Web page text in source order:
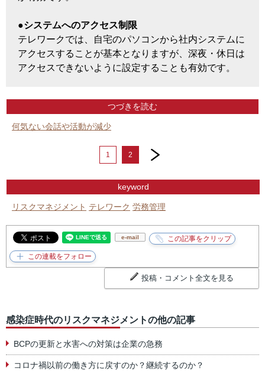
●システムへのアクセス制限
テレワークでは、自宅のパソコンから社内システムに
アクセスすることが基本となりますが、深夜・休日は
アクセスできないように設定することも有効です。
つづきを読む
何気ない会話や活動が減少
1 2
next
keyword
リスクマネジメント テレワーク 労務管理
e-mail
投稿・コメント全文を見る
感染症時代のリスクマネジメントの他の記事
BCPの更新と水害への対策は企業の急務
コロナ禍以前の働き方に戻すのか？継続するのか？